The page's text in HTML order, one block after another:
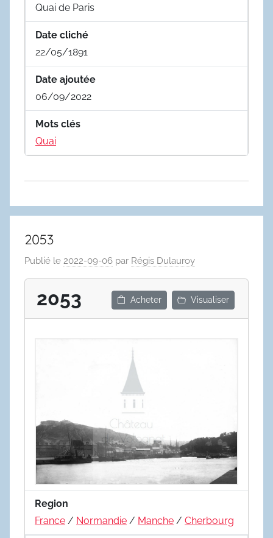
Quai de Paris
Date cliché
22/05/1891
Date ajoutée
06/09/2022
Mots clés
Quai
2053
Publié le 2022-09-06 par Régis Dulauroy
2053 Acheter Visualiser
Region
France / Normandie / Manche / Cherbourg